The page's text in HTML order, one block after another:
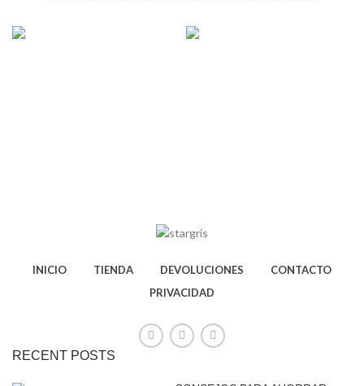
INICIO TIENDA DEVOLUCIONES
CONTACTO
PRIVACIDAD
RECENT POSTS